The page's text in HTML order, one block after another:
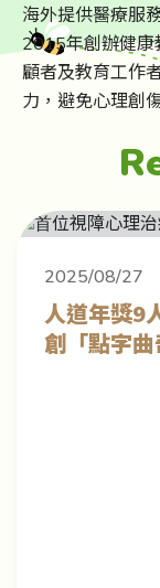
海外提供醫療服
2015年創辦健康
顧者及教育工作
力，避免心理創
2025/08/27
⼈道年獎9
創「點字